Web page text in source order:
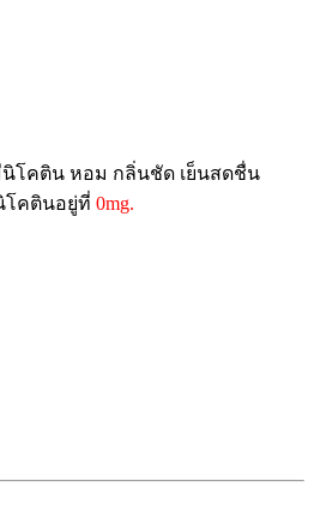
นิโคติน หอม กลิ่นชัด เย็นสดชื่น
โคตินอยู่ที่ 0mg.